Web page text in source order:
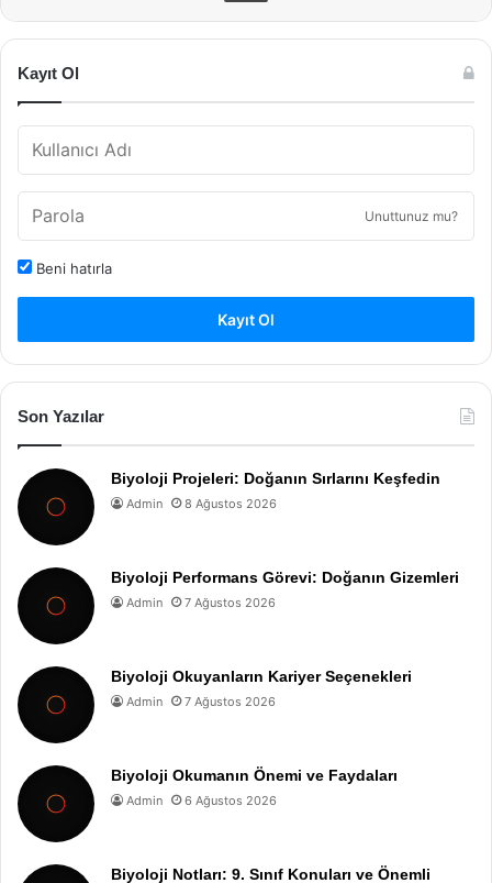
Kayıt Ol
Unuttunuz mu?
Beni hatırla
Kayıt Ol
Son Yazılar
Biyoloji Projeleri: Doğanın Sırlarını Keşfedin
Admin 8 Ağustos 2026
Biyoloji Performans Görevi: Doğanın Gizemleri
Admin 7 Ağustos 2026
Biyoloji Okuyanların Kariyer Seçenekleri
Admin 7 Ağustos 2026
Biyoloji Okumanın Önemi ve Faydaları
Admin 6 Ağustos 2026
Biyoloji Notları: 9. Sınıf Konuları ve Önemli